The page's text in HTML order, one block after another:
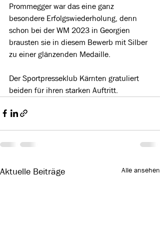
Prommegger war das eine ganz
besondere Erfolgswiederholung, denn
schon bei der WM 2023 in Georgien
brausten sie in diesem Bewerb mit Silber
zu einer glänzenden Medaille.
Der Sportpresseklub Kärnten gratuliert
beiden für ihren starken Auftritt.
Aktuelle Beiträge Alle ansehen